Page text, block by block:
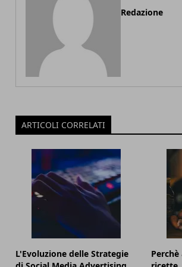
Redazione
ARTICOLI CORRELATI
L'Evoluzione delle Strategie